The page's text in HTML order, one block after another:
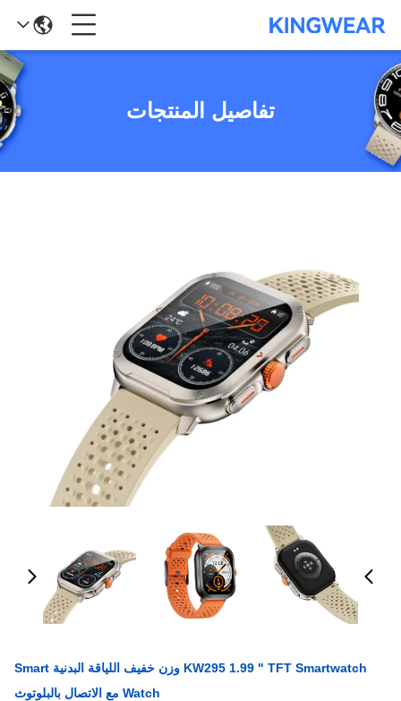
تفاصيل المنتجات
KW295 1.99 " TFT Smartwatch وزن خفيف اللياقة البدنية Smart
Watch مع الاتصال بالبلوتوث